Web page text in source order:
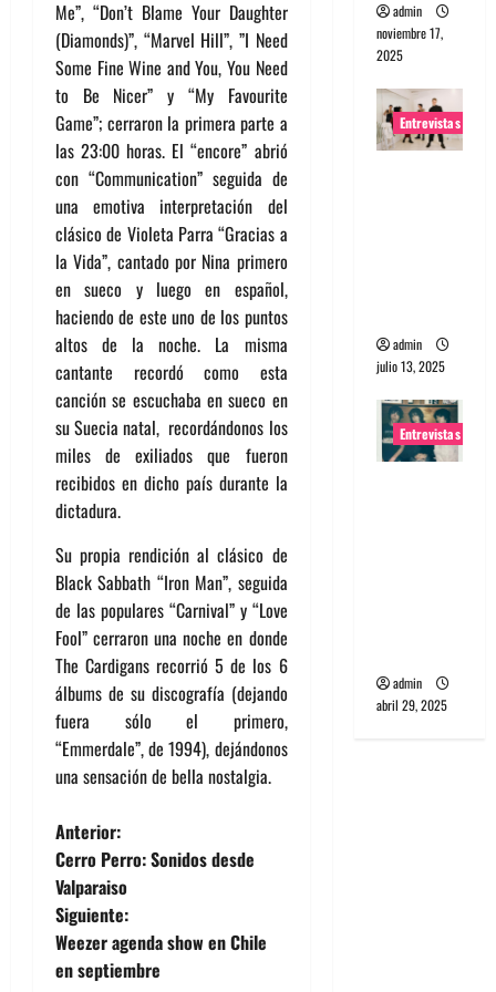
Me”, “Don’t Blame Your Daughter
(Diamonds)”, “Marvel Hill”, ”I Need
Some Fine Wine and You, You Need
to Be Nicer” y “My Favourite
Game”; cerraron la primera parte a
las 23:00 horas. El “encore” abrió
con “Communication” seguida de
una emotiva interpretación del
clásico de Violeta Parra “Gracias a
la Vida”, cantado por Nina primero
en sueco y luego en español,
haciendo de este uno de los puntos
altos de la noche. La misma
cantante recordó como esta
canción se escuchaba en sueco en
su Suecia natal, recordándonos los
miles de exiliados que fueron
recibidos en dicho país durante la
dictadura.
Su propia rendición al clásico de
Black Sabbath “Iron Man”, seguida
de las populares “Carnival” y “Love
Fool” cerraron una noche en donde
The Cardigans recorrió 5 de los 6
álbums de su discografía (dejando
fuera sólo el primero,
“Emmerdale”, de 1994), dejándonos
una sensación de bella nostalgia.
N
a
v
e
Anterior:
Cerro Perro: Sonidos desde
Valparaiso
Siguiente:
Weezer agenda show en Chile
en septiembre
admin
noviembre 17,
2025
Entrevistas
admin
julio 13, 2025
Entrevistas
admin
abril 29, 2025